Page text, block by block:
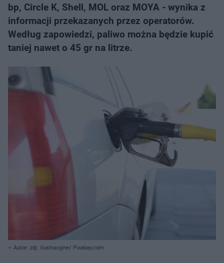
bp, Circle K, Shell, MOL oraz MOYA - wynika z
informacji przekazanych przez operatorów.
Według zapowiedzi, paliwo można będzie kupić
taniej nawet o 45 gr na litrze.
Autor: zdj. ilustracyjne/ Pixabay.com